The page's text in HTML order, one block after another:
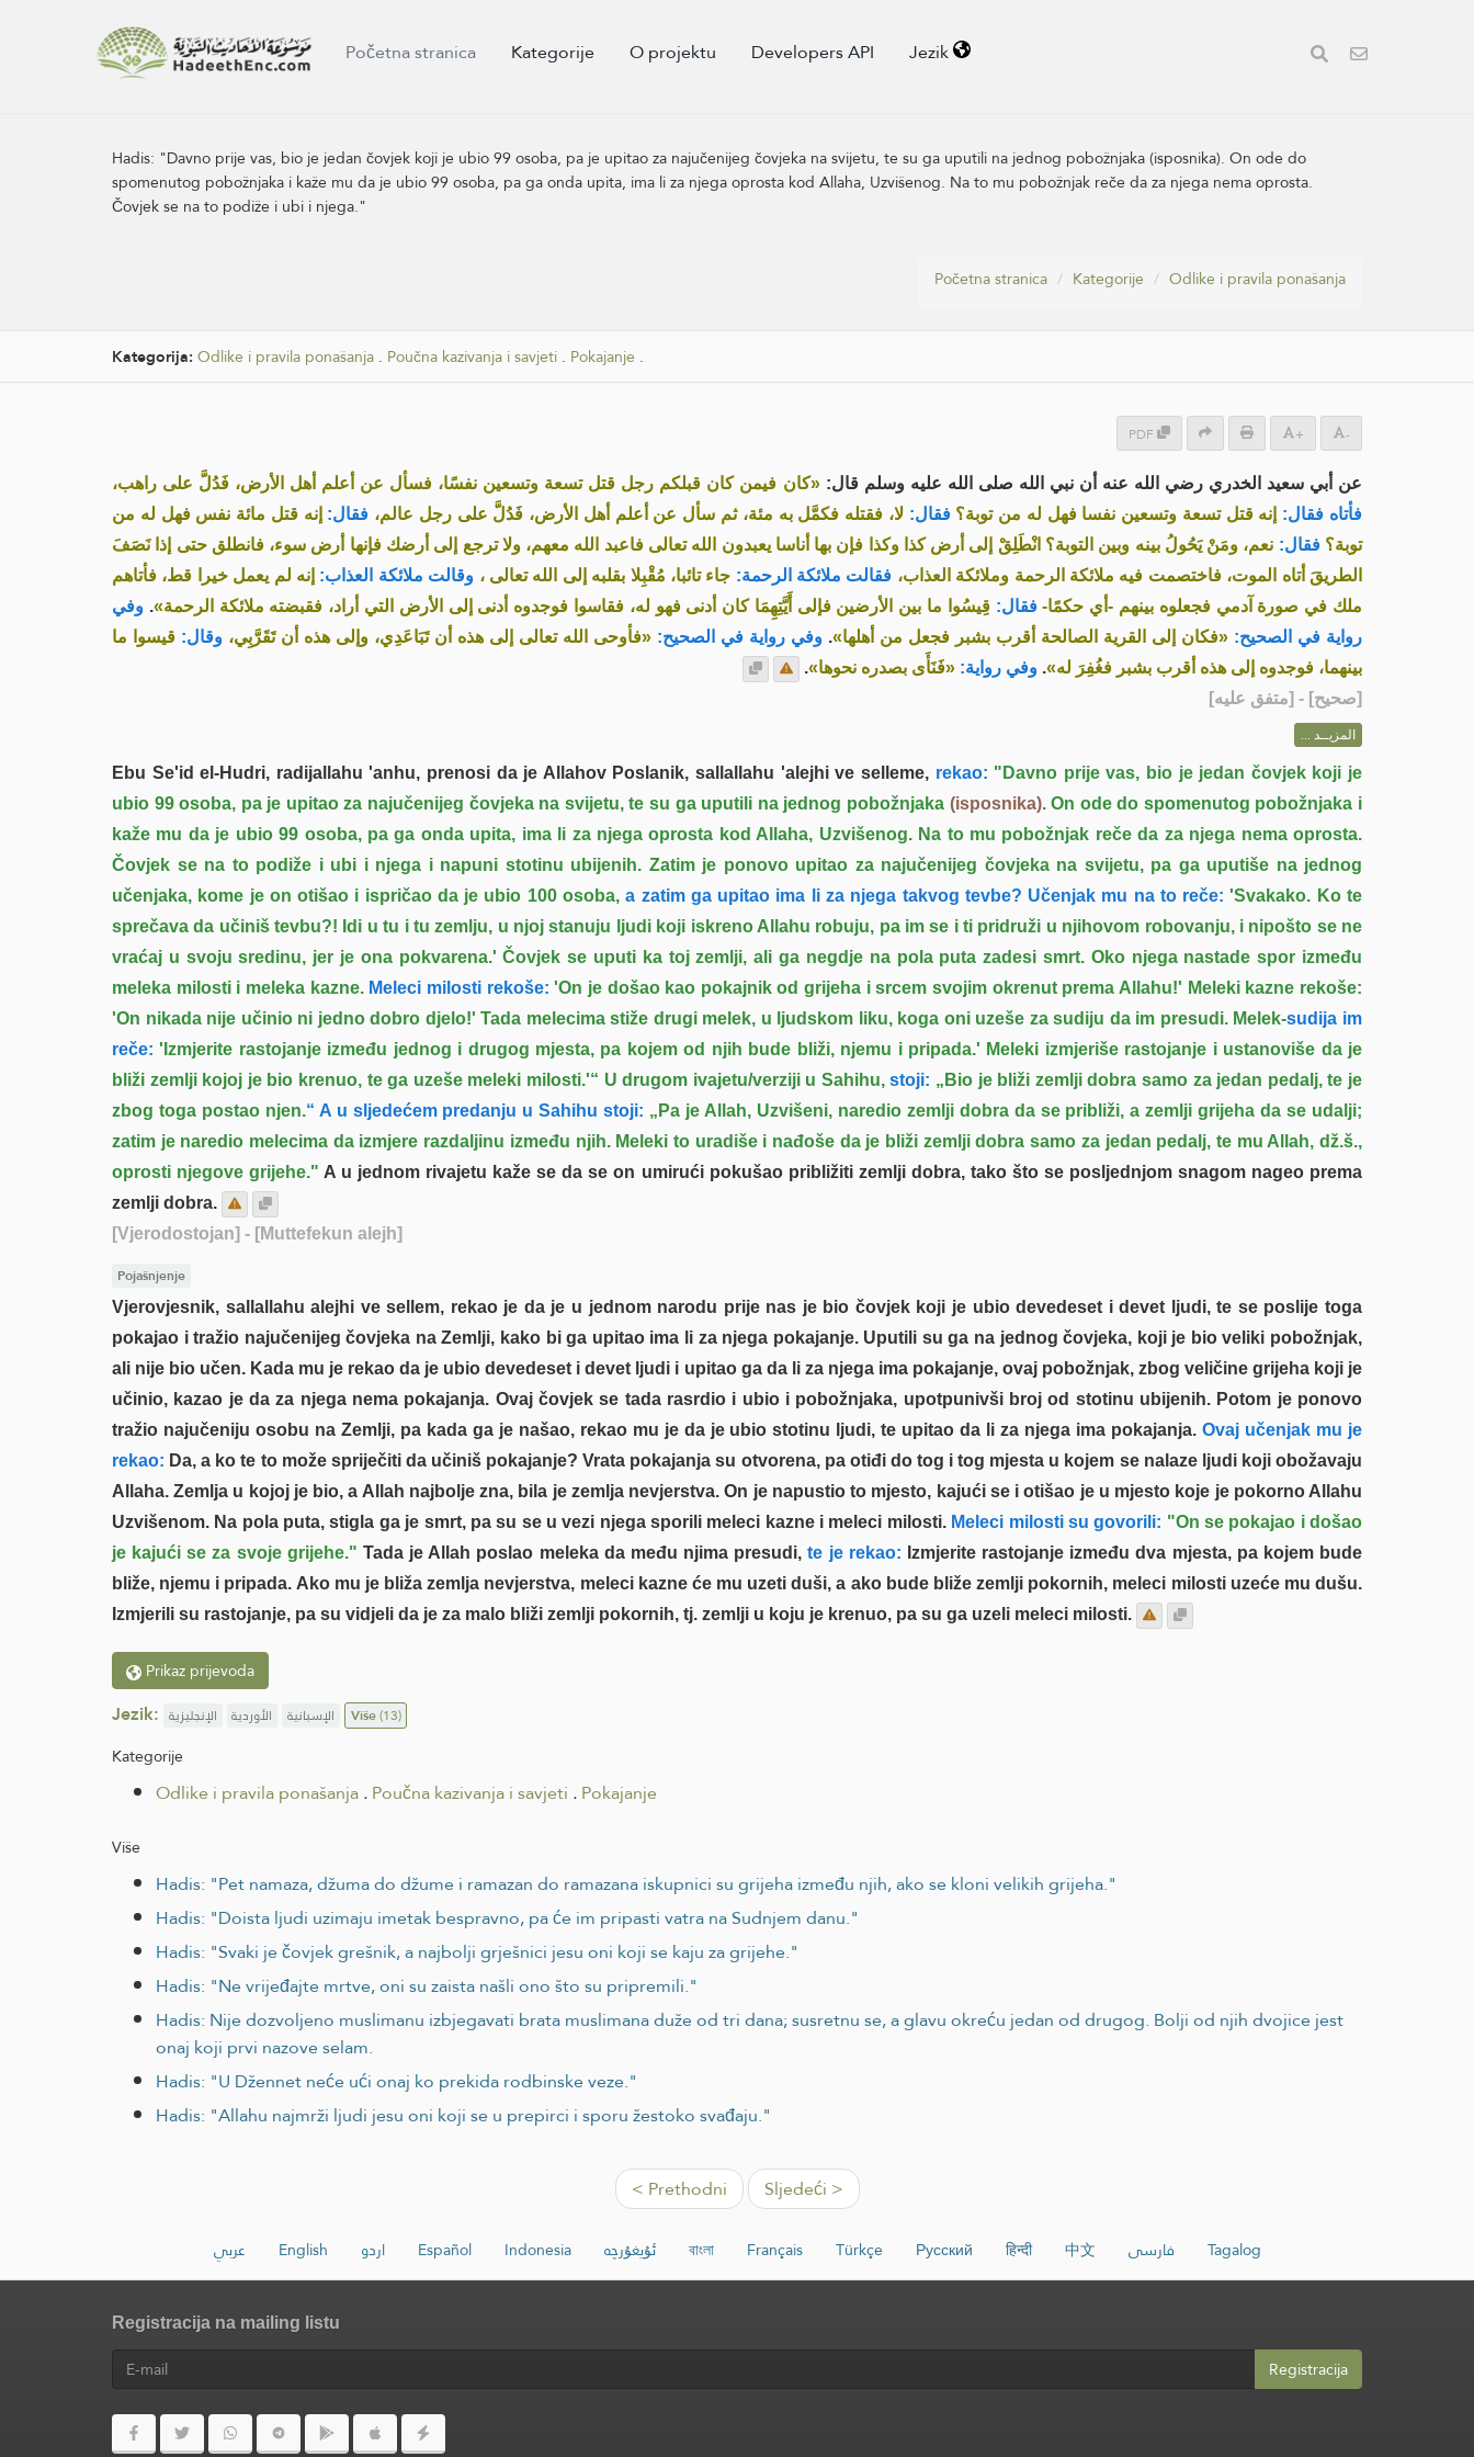
Početna stranica Kategorije O projektu Developers API Jezik
Hadis: "Davno prije vas, bio je jedan čovjek koji je ubio 99 osoba, pa je upitao za najučenijeg čovjeka na svijetu, te su ga uputili na jednog pobožnjaka (isposnika). On ode do
spomenutog pobožnjaka i kaže mu da je ubio 99 osoba, pa ga onda upita, ima li za njega oprosta kod Allaha, Uzvišenog. Na to mu pobožnjak reče da za njega nema oprosta.
Čovjek se na to podiže i ubi i njega."
Početna stranica Kategorije Odlike i pravila ponašanja
Kategorija: Odlike i pravila ponašanja . Poučna kazivanja i savjeti . Pokajanje .
PDF + -
عن أبي سعيد الخدري رضي الله عنه أن نبي الله صلى الله عليه وسلم قال:«كان فيمن كان قبلكم رجل قتل تسعة وتسعين نفسًا، فسأل عن أعلم أهل الأرض، فَدُلَّ على راهب،
فأتاه فقال: إنه قتل تسعة وتسعين نفسا فهل له من توبة؟ فقال: لا، فقتله فكمَّل به مئة، ثم سأل عن أعلم أهل الأرض، فَدُلَّ على رجل عالم، فقال: إنه قتل مائة نفس فهل له من
توبة؟ فقال: نعم، ومَنْ يَحُولُ بينه وبين التوبة؟ انْطَلِقْ إلى أرض كذا وكذا فإن بها أناسا يعبدون الله تعالى فاعبد الله معهم، ولا ترجع إلى أرضك فإنها أرض سوء، فانطلق حتى إذا نَصَفَ
الطريقَ أتاه الموت، فاختصمت فيه ملائكة الرحمة وملائكة العذاب، فقالت ملائكة الرحمة: جاء تائبا، مُقْبِلا بقلبه إلى الله تعالى ، وقالت ملائكة العذاب: إنه لم يعمل خيرا قط، فأتاهم
ملك في صورة آدمي فجعلوه بينهم -أي حكمًا-فقال: قِيسُوا ما بين الأرضين فإلى أَيَّتِهِمَا كان أدنى فهو له، فقاسوا فوجدوه أدنى إلى الأرض التي أراد، فقبضته ملائكة الرحمة». وفي
رواية في الصحيح: «فكان إلى القرية الصالحة أقرب بشبر فجعل من أهلها». وفي رواية في الصحيح: «فأوحى الله تعالى إلى هذه أن تَبَاعَدِي، وإلى هذه أن تَقَرَّبِي، وقال: قيسوا ما
بينهما، فوجدوه إلى هذه أقرب بشبر فغُفِرَ له». وفي رواية: «فَنَأَى بصدره نحوها».
[صحيح] - [متفق عليه]
المزيــد ...
Ebu Se'id el-Hudri, radijallahu 'anhu, prenosi da je Allahov Poslanik, sallallahu 'alejhi ve selleme,rekao: "Davno prije vas, bio je jedan čovjek koji je
ubio 99 osoba, pa je upitao za najučenijeg čovjeka na svijetu, te su ga uputili na jednog pobožnjaka (isposnika). On ode do spomenutog pobožnjaka i
kaže mu da je ubio 99 osoba, pa ga onda upita, ima li za njega oprosta kod Allaha, Uzvišenog. Na to mu pobožnjak reče da za njega nema oprosta.
Čovjek se na to podiže i ubi i njega i napuni stotinu ubijenih. Zatim je ponovo upitao za najučenijeg čovjeka na svijetu, pa ga uputiše na jednog
učenjaka, kome je on otišao i ispričao da je ubio 100 osoba, a zatim ga upitao ima li za njega takvog tevbe? Učenjak mu na to reče: 'Svakako. Ko te
sprečava da učiniš tevbu?! Idi u tu i tu zemlju, u njoj stanuju ljudi koji iskreno Allahu robuju, pa im se i ti pridruži u njihovom robovanju, i nipošto se ne
vraćaj u svoju sredinu, jer je ona pokvarena.' Čovjek se uputi ka toj zemlji, ali ga negdje na pola puta zadesi smrt. Oko njega nastade spor između
meleka milosti i meleka kazne.Meleci milosti rekoše: 'On je došao kao pokajnik od grijeha i srcem svojim okrenut prema Allahu!' Meleki kazne rekoše:
'On nikada nije učinio ni jedno dobro djelo!' Tada melecima stiže drugi melek, u ljudskom liku, koga oni uzeše za sudiju da im presudi. Melek-sudija im
reče: 'Izmjerite rastojanje između jednog i drugog mjesta, pa kojem od njih bude bliži, njemu i pripada.' Meleki izmjeriše rastojanje i ustanoviše da je
bliži zemlji kojoj je bio krenuo, te ga uzeše meleki milosti.'“ U drugom ivajetu/verziji u Sahihu,stoji: „Bio je bliži zemlji dobra samo za jedan pedalj, te je
zbog toga postao njen.“ A u sljedećem predanju u Sahihu stoji: „Pa je Allah, Uzvišeni, naredio zemlji dobra da se približi, a zemlji grijeha da se udalji;
zatim je naredio melecima da izmjere razdaljinu između njih. Meleki to uradiše i nađoše da je bliži zemlji dobra samo za jedan pedalj, te mu Allah, dž.š.,
oprosti njegove grijehe." A u jednom rivajetu kaže se da se on umirući pokušao približiti zemlji dobra, tako što se posljednjom snagom nageo prema
zemlji dobra.
[Vjerodostojan] - [Muttefekun alejh]
Pojašnjenje
Vjerovjesnik, sallallahu alejhi ve sellem, rekao je da je u jednom narodu prije nas je bio čovjek koji je ubio devedeset i devet ljudi, te se poslije toga
pokajao i tražio najučenijeg čovjeka na Zemlji, kako bi ga upitao ima li za njega pokajanje. Uputili su ga na jednog čovjeka, koji je bio veliki pobožnjak,
ali nije bio učen. Kada mu je rekao da je ubio devedeset i devet ljudi i upitao ga da li za njega ima pokajanje, ovaj pobožnjak, zbog veličine grijeha koji je
učinio, kazao je da za njega nema pokajanja. Ovaj čovjek se tada rasrdio i ubio i pobožnjaka, upotpunivši broj od stotinu ubijenih. Potom je ponovo
tražio najučeniju osobu na Zemlji, pa kada ga je našao, rekao mu je da je ubio stotinu ljudi, te upitao da li za njega ima pokajanja. Ovaj učenjak mu je
rekao: Da, a ko te to može spriječiti da učiniš pokajanje? Vrata pokajanja su otvorena, pa otiđi do tog i tog mjesta u kojem se nalaze ljudi koji obožavaju
Allaha. Zemlja u kojoj je bio, a Allah najbolje zna, bila je zemlja nevjerstva. On je napustio to mjesto, kajući se i otišao je u mjesto koje je pokorno Allahu
Uzvišenom. Na pola puta, stigla ga je smrt, pa su se u vezi njega sporili meleci kazne i meleci milosti.Meleci milosti su govorili: "On se pokajao i došao
je kajući se za svoje grijehe." Tada je Allah poslao meleka da među njima presudi, te je rekao: Izmjerite rastojanje između dva mjesta, pa kojem bude
bliže, njemu i pripada. Ako mu je bliža zemlja nevjerstva, meleci kazne će mu uzeti duši, a ako bude bliže zemlji pokornih, meleci milosti uzeće mu dušu.
Izmjerili su rastojanje, pa su vidjeli da je za malo bliži zemlji pokornih, tj. zemlji u koju je krenuo, pa su ga uzeli meleci milosti.
Prikaz prijevoda
Jezik: الإنجليزية الأوردية الإسبانية Više(13)
Kategorije
Odlike i pravila ponašanja.Poučna kazivanja i savjeti .Pokajanje
Više
Hadis: "Pet namaza, džuma do džume i ramazan do ramazana iskupnici su grijeha između njih, ako se kloni velikih grijeha."
Hadis: "Doista ljudi uzimaju imetak bespravno, pa će im pripasti vatra na Sudnjem danu."
Hadis: "Svaki je čovjek grešnik, a najbolji grješnici jesu oni koji se kaju za grijehe."
Hadis: "Ne vrijeđajte mrtve, oni su zaista našli ono što su pripremili."
Hadis: Nije dozvoljeno muslimanu izbjegavati brata muslimana duže od tri dana; susretnu se, a glavu okreću jedan od drugog. Bolji od njih dvojice jest
onaj koji prvi nazove selam.
Hadis: "U Džennet neće ući onaj ko prekida rodbinske veze."
Hadis: "Allahu najmrži ljudi jesu oni koji se u prepirci i sporu žestoko svađaju."
< Prethodni Sljedeći >
عربي English اردو Español Indonesia ئۇيغۇرچە বাংলা Français Türkçe Русский हिन्दी 中文 فارسی Tagalog
Registracija na mailing listu
Registracija